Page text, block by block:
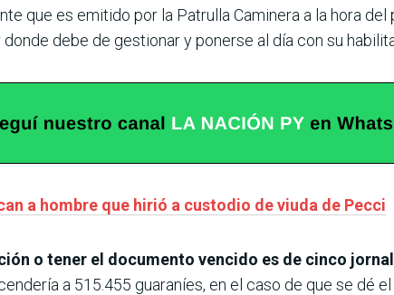
que es emitido por la Patrulla Caminera a la hora del
debe de gestionar y ponerse al día con su
a hombre que hirió a custodio de viuda de Pecci
o tener el documento vencido es de cinco
a 515.455 guaraníes, en el caso de que se dé